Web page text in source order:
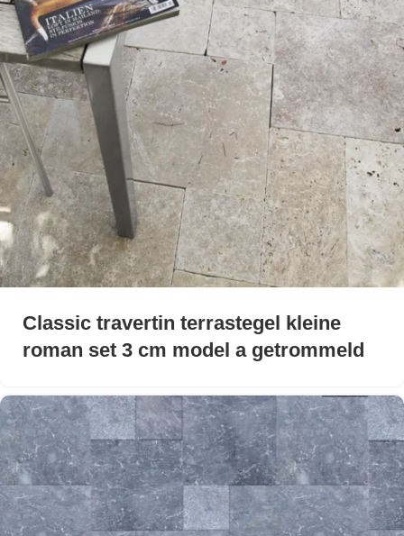
Classic travertin terrastegel kleine
roman set 3 cm model a getrommeld